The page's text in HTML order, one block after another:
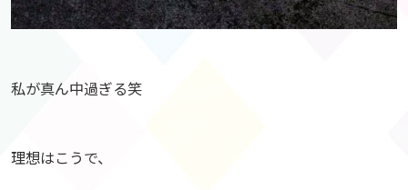
私が真ん中過ぎる笑
理想はこうで、